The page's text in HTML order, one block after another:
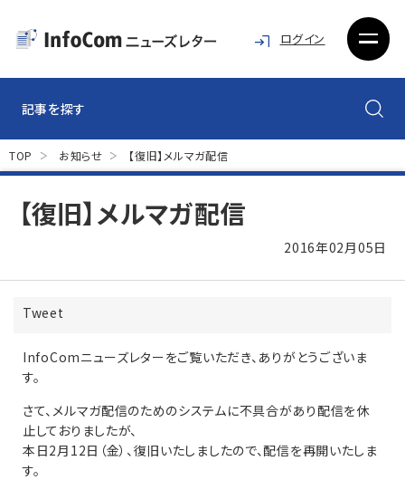
ログイン
記事を探す
TOP お知らせ 【復旧】メルマガ配信
【復旧】メルマガ配信
2016年02月05日
Tweet
InfoComニューズレターをご覧いただき、ありがとうございま
す。
さて、メルマガ配信のためのシステムに不具合があり配信を休
止しておりましたが、
本日2月12日（金）、復旧いたしましたので、配信を再開いたしま
す。